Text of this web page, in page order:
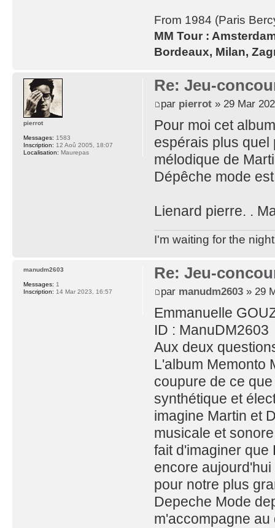
From 1984 (Paris
MM Tour :
Bordeaux, Milan,
Re: Jeu-
par pierrot» 29 Mar
Pour moi cet
espérais plus quel
mélodique de
Dépêche mode
Lienard pierre. .
I'm waiting for the
pierrot
Messages: 1583
Inscription: 12 Aoû 2005, 18:07
Localisation: Maurepas
Re: Jeu-
par manudm2603» 29
Emmanuelle
ID : ManuDM2603
Aux deux
L'album Memonto
coupure de ce
synthétique et
imagine Martin et
musicale et
fait d'imaginer
encore
pour notre plus
Depeche Mode
m'accompagne
manudm2603
Messages: 1
Inscription: 14 Mar 2023, 16:57